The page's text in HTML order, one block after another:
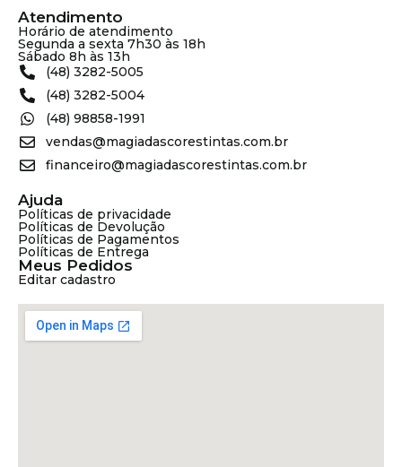
Atendimento
Horário de atendimento
Segunda a sexta 7h30 às 18h
Sábado 8h às 13h
(48) 3282-5005
(48) 3282-5004
(48) 98858-1991
vendas@magiadascorestintas.com.br
financeiro@magiadascorestintas.com.br
Ajuda
Políticas de privacidade
Políticas de Devolução
Políticas de Pagamentos
Políticas de Entrega
Meus Pedidos
Editar cadastro